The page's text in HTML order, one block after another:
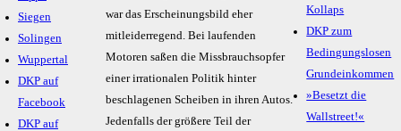
Siegen
Solingen
Wuppertal
DKP auf
Facebook
DKP auf
war das Erscheinungsbild eher
mitleiderregend. Bei laufenden
Motoren saßen die Missbrauchsopfer
einer irrationalen Politik hinter
beschlagenen Scheiben in ihren Autos.
Jedenfalls der größere Teil der
Kollaps
DKP zum
Bedingungslosen
Grundeinkommen
»Besetzt die
Wallstreet!«